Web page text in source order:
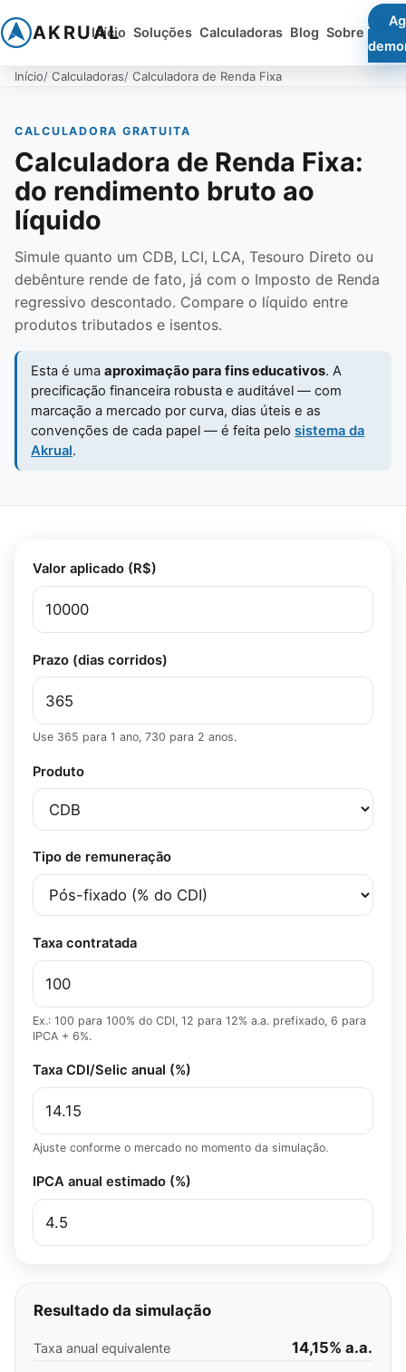
AKRUAL
Início Soluções Calculadoras Blog Sobre
Início Calculadoras Calculadora de Renda Fixa
CALCULADORA GRATUITA
Calculadora de Renda Fixa:
do rendimento bruto ao
líquido
Simule quanto um CDB, LCI, LCA, Tesouro Direto ou
debênture rende de fato, já com o Imposto de Renda
regressivo descontado. Compare o líquido entre
produtos tributados e isentos.
Esta é umaaproximação para fins educativos. A
precificação financeira robusta e auditável — com
marcação a mercado por curva, dias úteis e as
convenções de cada papel — é feita pelosistema da
Akrual.
Simulador de rendimento
Valor aplicado (R$)
Prazo (dias corridos)
Use 365 para 1 ano, 730 para 2 anos.
Produto
Tipo de remuneração
Taxa contratada
Ex.: 100 para 100% do CDI, 12 para 12% a.a. prefixado, 6 para
IPCA + 6%.
Taxa CDI/Selic anual (%)
Ajuste conforme o mercado no momento da simulação.
IPCA anual estimado (%)
Resultado da simulação
Taxa anual equivalente 14,15% a.a.